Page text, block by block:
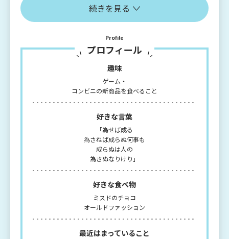
チャットレディさんが個性を活かし稼いでいけるよう、
全力でサポートしています！
対応からお店の環境づくりも行っています。
お会いできる日を楽しみにしています！
続きを見る
Profile
プロフィール
趣味
ゲーム・
コンビニの新商品を食べること
好きな言葉
「為せば成る
為さねば成らぬ何事も
成らぬは人の
為さぬなりけり」
好きな食べ物
ミスドのチョコ
オールドファッション
最近はまっていること